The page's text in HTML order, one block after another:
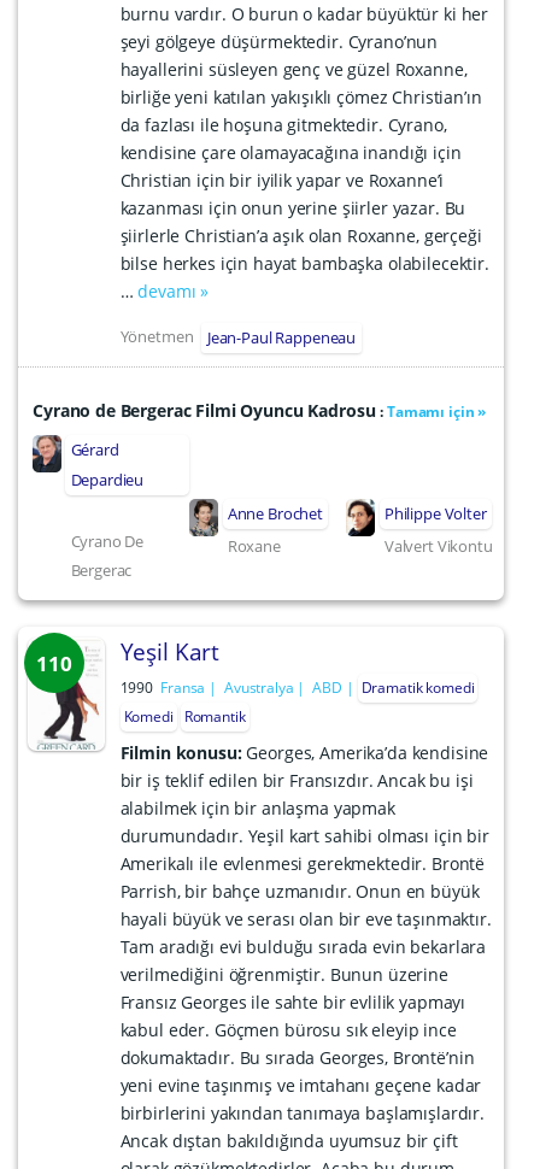
burnu vardır. O burun o kadar büyüktür ki her
şeyi gölgeye düşürmektedir. Cyrano’nun
hayallerini süsleyen genç ve güzel Roxanne,
birliğe yeni katılan yakışıklı çömez Christian’ın
da fazlası ile hoşuna gitmektedir. Cyrano,
kendisine çare olamayacağına inandığı için
Christian için bir iyilik yapar ve Roxanne’i
kazanması için onun yerine şiirler yazar. Bu
şiirlerle Christian’a aşık olan Roxanne, gerçeği
bilse herkes için hayat bambaşka olabilecektir.
…devamı »
Yönetmen Jean-Paul Rappeneau
Cyrano de Bergerac Filmi Oyuncu Kadrosu:Tamamı için »
Gérard
Depardieu
Cyrano De
Bergerac
Anne Brochet
Roxane
Philippe Volter
Valvert Vikontu
110 Yeşil Kart
1990 Fransa Avustralya ABD
Dramatik komedi
Komedi
Romantik
Filmin konusu:Georges, Amerika’da kendisine
bir iş teklif edilen bir Fransızdır. Ancak bu işi
alabilmek için bir anlaşma yapmak
durumundadır. Yeşil kart sahibi olması için bir
Amerikalı ile evlenmesi gerekmektedir. Brontë
Parrish, bir bahçe uzmanıdır. Onun en büyük
hayali büyük ve serası olan bir eve taşınmaktır.
Tam aradığı evi bulduğu sırada evin bekarlara
verilmediğini öğrenmiştir. Bunun üzerine
Fransız Georges ile sahte bir evlilik yapmayı
kabul eder. Göçmen bürosu sık eleyip ince
dokumaktadır. Bu sırada Georges, Brontë’nin
yeni evine taşınmış ve imtahanı geçene kadar
birbirlerini yakından tanımaya başlamışlardır.
Ancak dıştan bakıldığında uyumsuz bir çift